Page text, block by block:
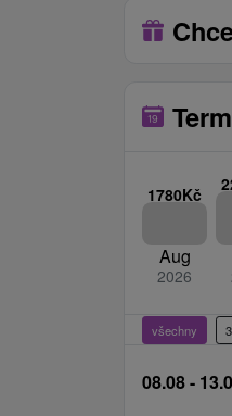
místní
1780Kč
Aug
2026
všechny
08.08 -